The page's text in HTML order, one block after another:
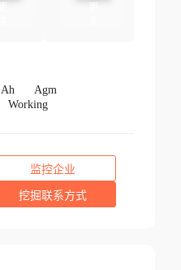
Ah
Agm
Working
监控企业
挖掘联系方式